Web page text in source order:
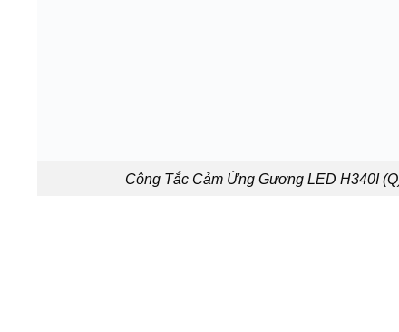
Công Tắc Cảm Ứng Gương LED H340I